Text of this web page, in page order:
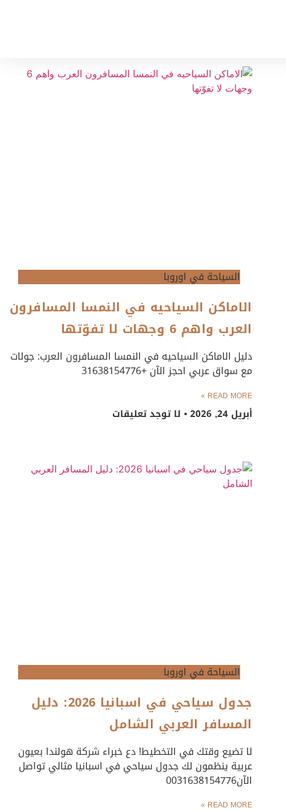
السياحة في اوروبا
الاماكن السياحيه في النمسا المسافرون
العرب واهم 6 وجهات لا تفوّتها
دليل الاماكن السياحيه في النمسا المسافرون العرب: جولات
مع سواق عربي احجز الآن +31638154776
READ MORE »
أبريل 24, 2026 لا توجد تعليقات
السياحة في اوروبا
جدول سياحي في اسبانيا 2026: دليل
المسافر العربي الشامل
لا تضيع وقتك في التخطيط! دع خبراء شركة هولندا بعيون
عربية ينظمون لك جدول سياحي في اسبانيا مثالي تواصل
الآن0031638154776
READ MORE »